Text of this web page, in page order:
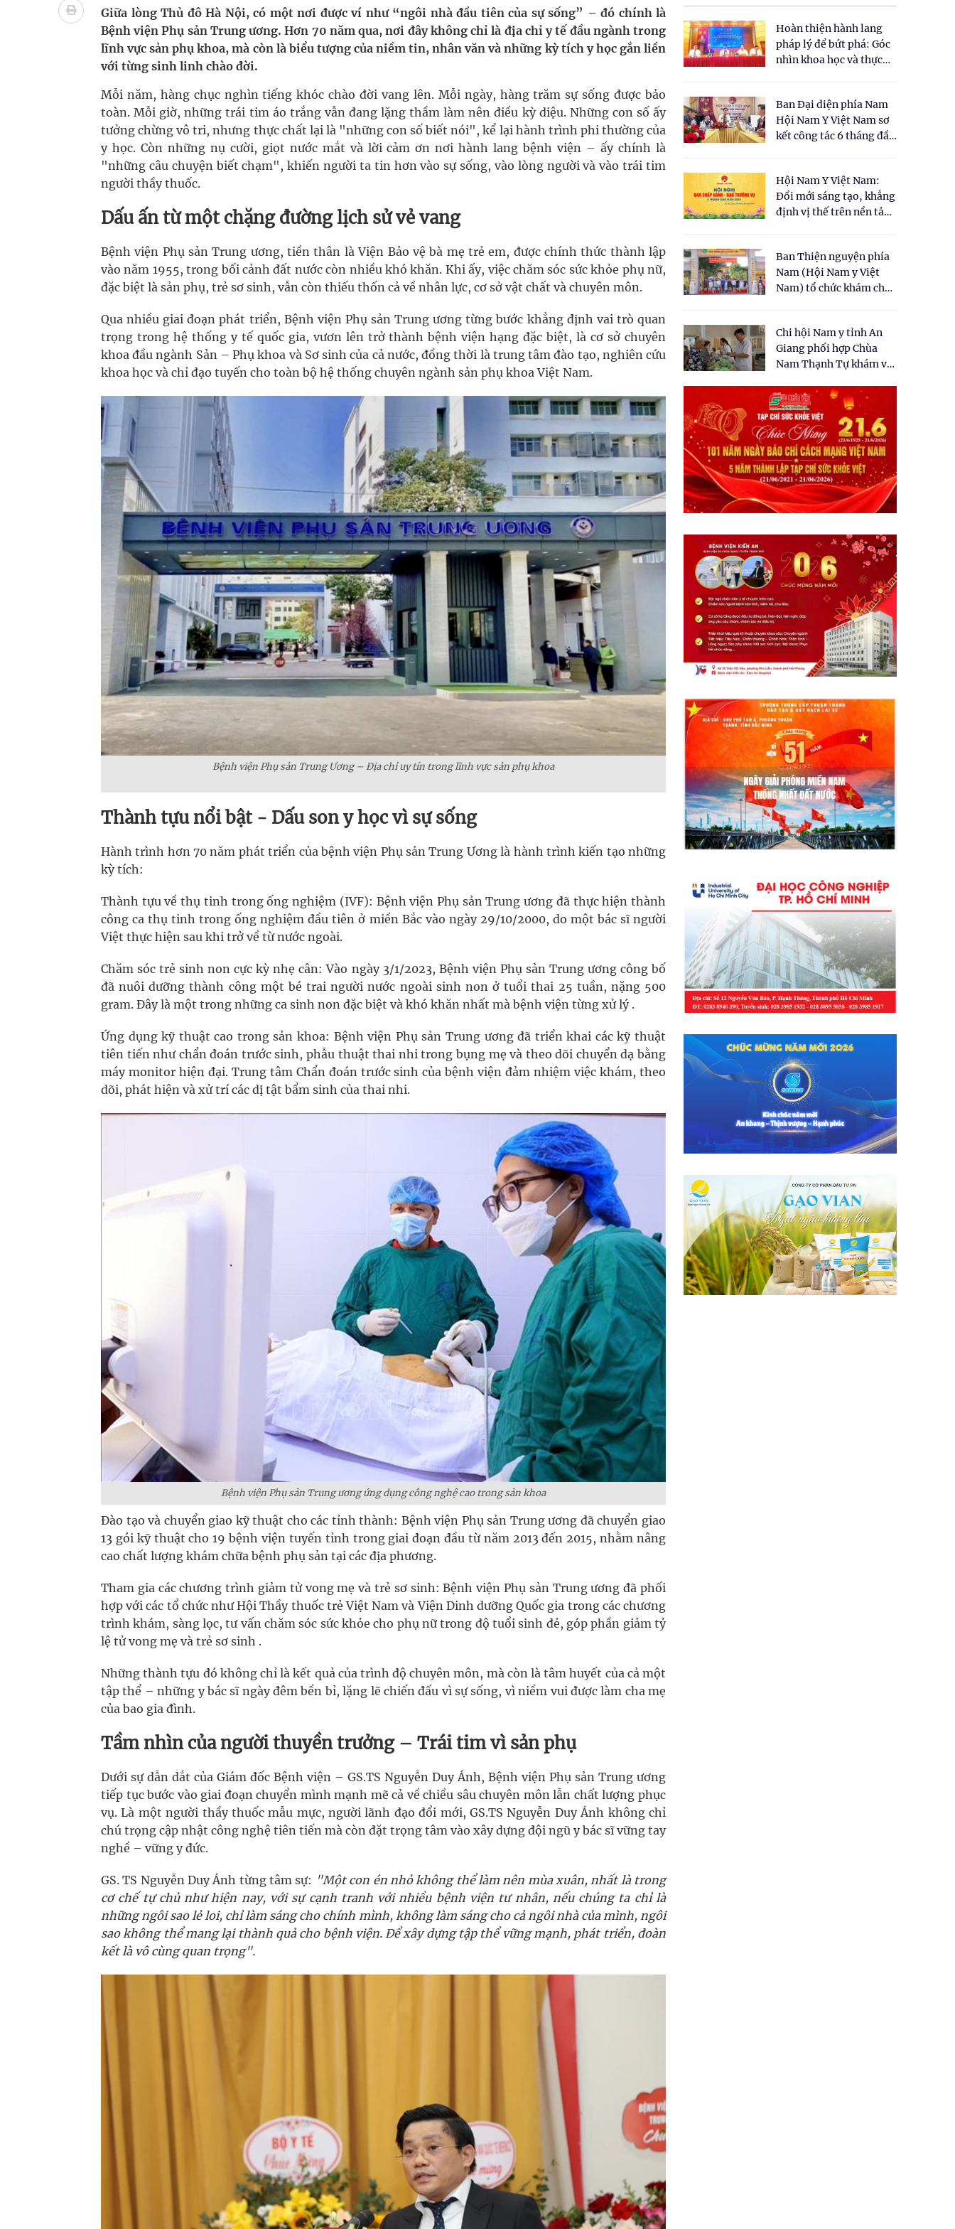
bảo vệ sức khỏe Nhân dân
Không chỉ cắt tóc, Đông Tây Barbershop dành nguồn lực cho môi trường và cộng đồng
Bệnh viện không được thu thêm tiền của người bệnh bảo hiểm y tế nếu không đăng ký khám theo yêu
Ung thư thận: Nguy hiểm vì tiến triển quá âm thầm
Vương Thành Công: Khi việc học bắt đầu từ trải nghiệm thực tế
Giữa lòng Thủ đô Hà Nội, có một nơi được ví như “ngôi nhà đầu tiên của sự sống” – đó chính là
Bệnh viện Phụ sản Trung ương. Hơn 70 năm qua, nơi đây không chỉ là địa chỉ y tế đầu ngành trong
lĩnh vực sản phụ khoa, mà còn là biểu tượng của niềm tin, nhân văn và những kỳ tích y học gắn liền
với từng sinh linh chào đời.
Mỗi năm, hàng chục nghìn tiếng khóc chào đời vang lên. Mỗi ngày, hàng trăm sự sống được bảo
toàn. Mỗi giờ, những trái tim áo trắng vẫn đang lặng thầm làm nên điều kỳ diệu. Những con số ấy
tưởng chừng vô tri, nhưng thực chất lại là "những con số biết nói", kể lại hành trình phi thường của
y học. Còn những nụ cười, giọt nước mắt và lời cảm ơn nơi hành lang bệnh viện – ấy chính là
"những câu chuyện biết chạm", khiến người ta tin hơn vào sự sống, vào lòng người và vào trái tim
người thầy thuốc.
Dấu ấn từ một chặng đường lịch sử vẻ vang
Bệnh viện Phụ sản Trung ương, tiền thân là Viện Bảo vệ bà mẹ trẻ em, được chính thức thành lập
vào năm 1955, trong bối cảnh đất nước còn nhiều khó khăn. Khi ấy, việc chăm sóc sức khỏe phụ nữ,
đặc biệt là sản phụ, trẻ sơ sinh, vẫn còn thiếu thốn cả về nhân lực, cơ sở vật chất và chuyên môn.
Qua nhiều giai đoạn phát triển, Bệnh viện Phụ sản Trung ương từng bước khẳng định vai trò quan
trọng trong hệ thống y tế quốc gia, vươn lên trở thành bệnh viện hạng đặc biệt, là cơ sở chuyên
khoa đầu ngành Sản – Phụ khoa và Sơ sinh của cả nước, đồng thời là trung tâm đào tạo, nghiên cứu
khoa học và chỉ đạo tuyến cho toàn bộ hệ thống chuyên ngành sản phụ khoa Việt Nam.
Bệnh viện Phụ sản Trung Ương – Địa chỉ uy tín trong lĩnh vực sản phụ khoa
Thành tựu nổi bật - Dấu son y học vì sự sống
Hành trình hơn 70 năm phát triển của bệnh viện Phụ sản Trung Ương là hành trình kiến tạo những
kỳ tích:
Thành tựu về thụ tinh trong ống nghiệm (IVF): Bệnh viện Phụ sản Trung ương đã thực hiện thành
công ca thụ tinh trong ống nghiệm đầu tiên ở miền Bắc vào ngày 29/10/2000, do một bác sĩ người
Việt thực hiện sau khi trở về từ nước ngoài.​
Chăm sóc trẻ sinh non cực kỳ nhẹ cân: Vào ngày 3/1/2023, Bệnh viện Phụ sản Trung ương công bố
đã nuôi dưỡng thành công một bé trai người nước ngoài sinh non ở tuổi thai 25 tuần, nặng 500
gram. Đây là một trong những ca sinh non đặc biệt và khó khăn nhất mà bệnh viện từng xử lý .​
Ứng dụng kỹ thuật cao trong sản khoa: Bệnh viện Phụ sản Trung ương đã triển khai các kỹ thuật
tiên tiến như chẩn đoán trước sinh, phẫu thuật thai nhi trong bụng mẹ và theo dõi chuyển dạ bằng
máy monitor hiện đại. Trung tâm Chẩn đoán trước sinh của bệnh viện đảm nhiệm việc khám, theo
dõi, phát hiện và xử trí các dị tật bẩm sinh của thai nhi.​
Bệnh viện Phụ sản Trung ương ứng dụng công nghệ cao trong sản khoa
Đào tạo và chuyển giao kỹ thuật cho các tỉnh thành: Bệnh viện Phụ sản Trung ương đã chuyển giao
13 gói kỹ thuật cho 19 bệnh viện tuyến tỉnh trong giai đoạn đầu từ năm 2013 đến 2015, nhằm nâng
cao chất lượng khám chữa bệnh phụ sản tại các địa phương.​
Tham gia các chương trình giảm tử vong mẹ và trẻ sơ sinh: Bệnh viện Phụ sản Trung ương đã phối
hợp với các tổ chức như Hội Thầy thuốc trẻ Việt Nam và Viện Dinh dưỡng Quốc gia trong các chương
trình khám, sàng lọc, tư vấn chăm sóc sức khỏe cho phụ nữ trong độ tuổi sinh đẻ, góp phần giảm tỷ
lệ tử vong mẹ và trẻ sơ sinh .​
Những thành tựu đó không chỉ là kết quả của trình độ chuyên môn, mà còn là tâm huyết của cả một
tập thể – những y bác sĩ ngày đêm bền bỉ, lặng lẽ chiến đấu vì sự sống, vì niềm vui được làm cha mẹ
của bao gia đình.
Tầm nhìn của người thuyền trưởng – Trái tim vì sản phụ
Dưới sự dẫn dắt của Giám đốc Bệnh viện – GS.TS Nguyễn Duy Ánh, Bệnh viện Phụ sản Trung ương
tiếp tục bước vào giai đoạn chuyển mình mạnh mẽ cả về chiều sâu chuyên môn lẫn chất lượng phục
vụ. Là một người thầy thuốc mẫu mực, người lãnh đạo đổi mới, GS.TS Nguyễn Duy Ánh không chỉ
chú trọng cập nhật công nghệ tiên tiến mà còn đặt trọng tâm vào xây dựng đội ngũ y bác sĩ vững tay
nghề – vững y đức.
GS. TS Nguyễn Duy Ánh từng tâm sự: "Một con én nhỏ không thể làm nên mùa xuân, nhất là trong
cơ chế tự chủ như hiện nay, với sự cạnh tranh với nhiều bệnh viện tư nhân, nếu chúng ta chỉ là
những ngôi sao lẻ loi, chỉ làm sáng cho chính mình, không làm sáng cho cả ngôi nhà của mình, ngôi
sao không thể mang lại thành quả cho bệnh viện. Để xây dựng tập thể vững mạnh, phát triển, đoàn
kết là vô cùng quan trọng".
Hoàn thiện hành lang
pháp lý để bứt phá: Góc
nhìn khoa học và thực
cho Luật Y dược cổ
truyền Việt Nam"
Ban Đại diện phía Nam
Hội Nam Y Việt Nam sơ
kết công tác 6 tháng đầu
Hội Nam Y Việt Nam:
Đổi mới sáng tạo, khẳng
định vị thế trên nền tảng
Ban Thiện nguyện phía
Nam (Hội Nam y Việt
Nam) tổ chức khám chữa
dân tại xã Tân Tập
Chi hội Nam y tỉnh An
Giang phối hợp Chùa
Nam Thạnh Tự khám và
nhân dân